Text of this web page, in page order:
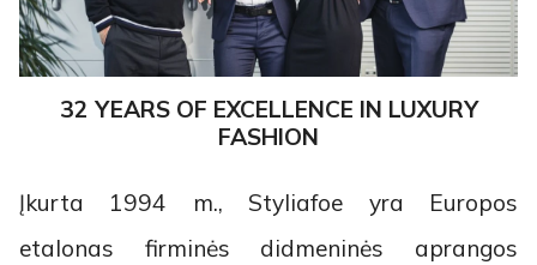
32 YEARS OF EXCELLENCE IN LUXURY
FASHION
Įkurta 1994 m., Styliafoe yra Europos
etalonas firminės didmeninės aprangos